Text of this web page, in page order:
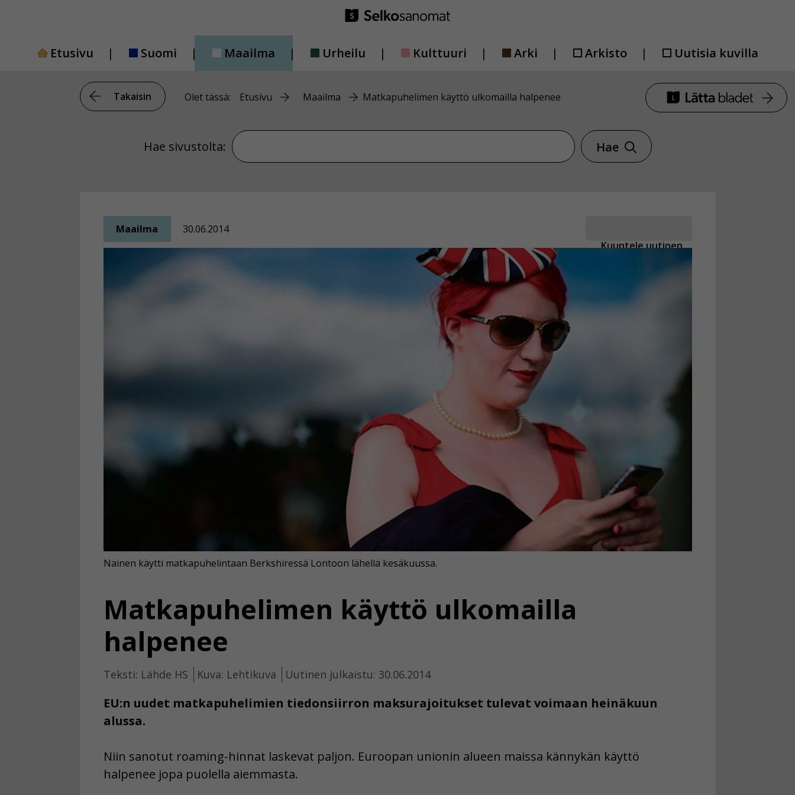
Etusivu
Suomi Maailma Urheilu Kulttuuri Arki Arkisto Uutisia kuvilla
Takaisin Olet tässä: Etusivu Maailma Matkapuhelimen käyttö ulkomailla halpenee
Hae sivustolta: Hae sivustolta
Hae
Kuuntele uutinen
Maailma 30.06.2014
Matkapuhelimen käyttö ulkomailla
halpenee
Teksti: Lähde HS Kuva: Lehtikuva Uutinen julkaistu: 30.06.2014
EU:n uudet matkapuhelimien tiedonsiirron maksurajoitukset tulevat voimaan heinäkuun
alussa.
Nainen käytti matkapuhelintaan Berkshiressä Lontoon lähellä kesäkuussa.
Niin sanotut roaming-hinnat laskevat paljon. Euroopan unionin alueen maissa kännykän käyttö
halpenee jopa puolella aiemmasta.